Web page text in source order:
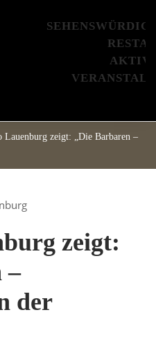
Lauenburg zeigt: „Die Barbaren –
zeigt:
–
der